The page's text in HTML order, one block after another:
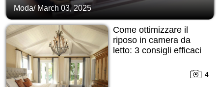
Moda/ March 03, 2025
Come ottimizzare il
riposo in camera da
letto: 3 consigli efficaci
4